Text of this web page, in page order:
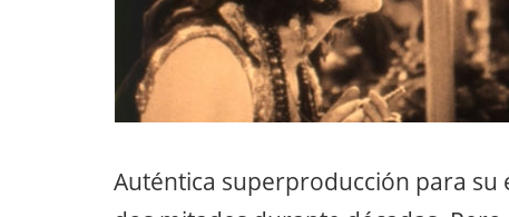
Auténtica superproducción para su